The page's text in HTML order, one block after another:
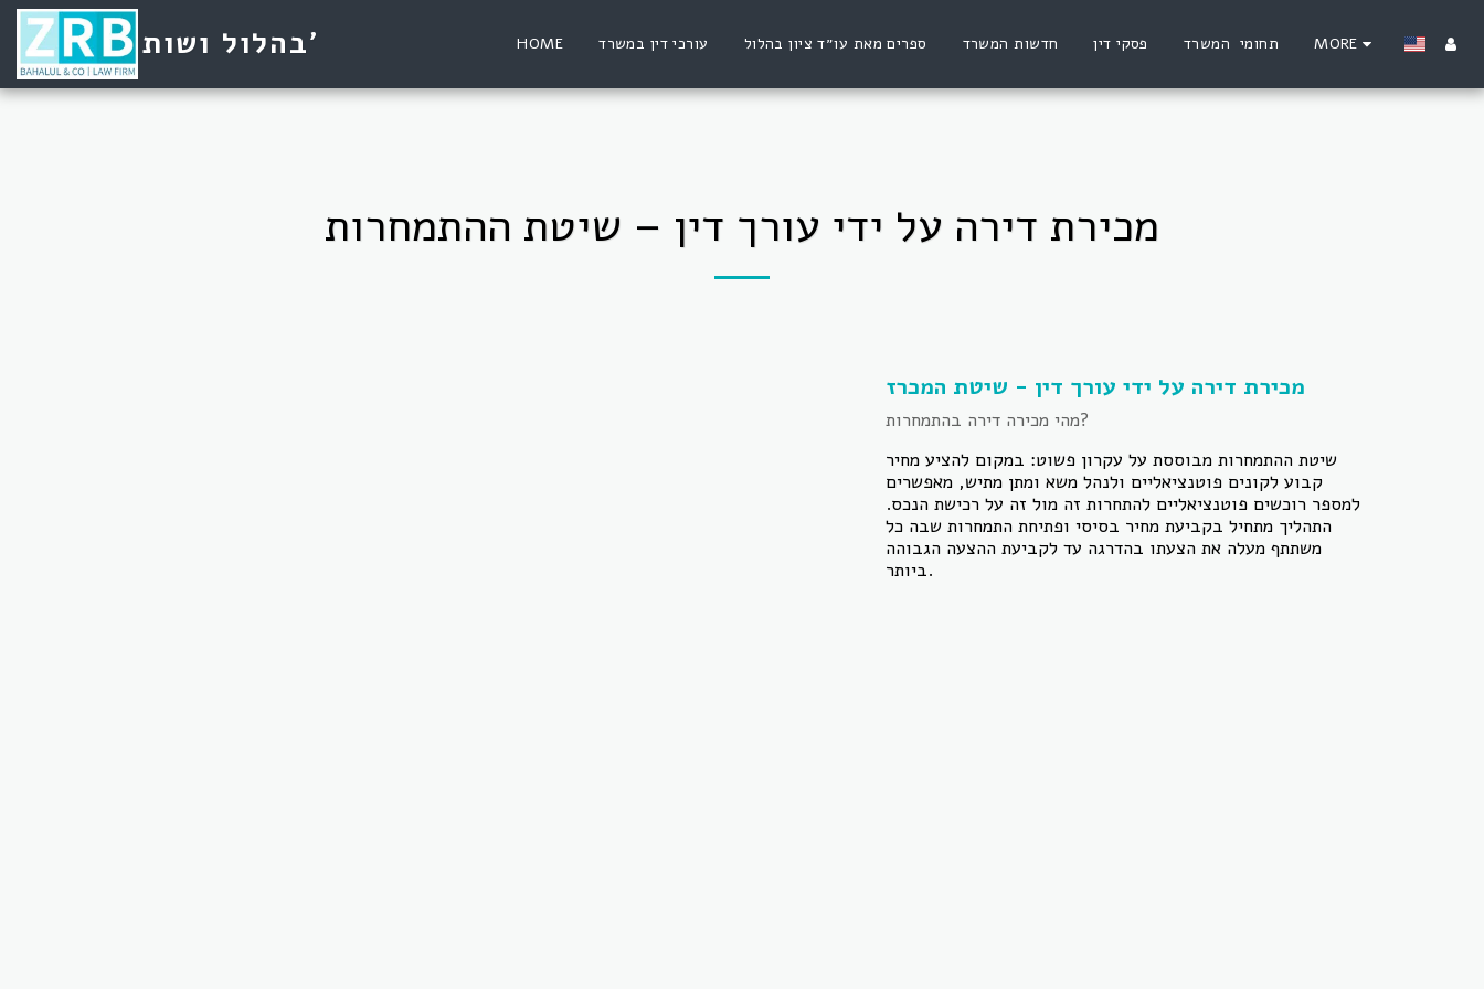
בהלול ושות' HOME עורכי דין במשרד ספרים מאת עו״ד ציון בהלול חדשות המשרד פסקי דין תחומי המשרד MORE
מכירת דירה על ידי עורך דין – שיטת ההתמחרות
מכירת דירה על ידי עורך דין - שיטת המכרז
מהי מכירה דירה בהתמחרות?
שיטת ההתמחרות מבוססת על עקרון פשוט: במקום להציע מחיר
קבוע לקונים פוטנציאליים ולנהל משא ומתן מתיש, מאפשרים
למספר רוכשים פוטנציאליים להתחרות זה מול זה על רכישת הנכס.
התהליך מתחיל בקביעת מחיר בסיסי ופתיחת התמחרות שבה כל
משתתף מעלה את הצעתו בהדרגה עד לקביעת ההצעה הגבוהה
ביותר.